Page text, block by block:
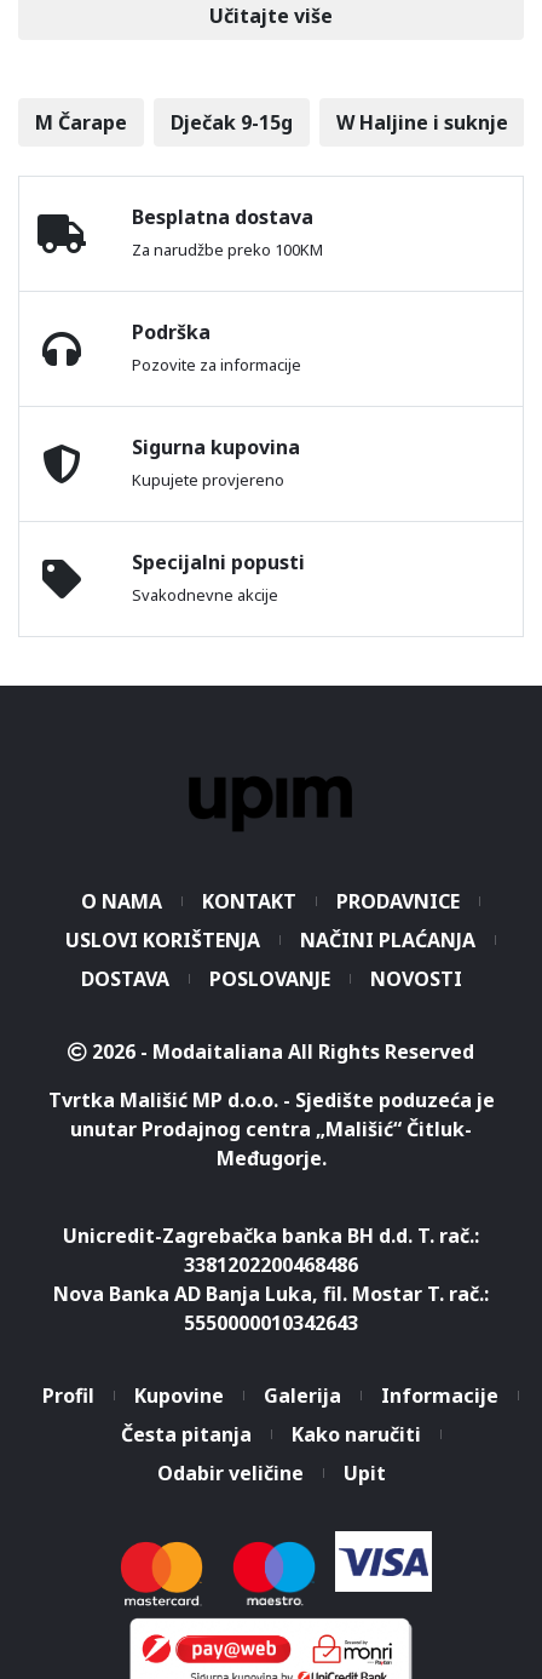
Učitajte više
M Čarape Dječak 9-15g W Haljine i suknje
Besplatna dostava
Za narudžbe preko 100KM
Podrška
Pozovite za informacije
Sigurna kupovina
Kupujete provjereno
Specijalni popusti
Svakodnevne akcije
O NAMA KONTAKT
PRODAVNICE
USLOVI KORIŠTENJA
NAČINI PLAĆANJA
DOSTAVA
POSLOVANJE NOVOSTI
2026 - Modaitaliana All Rights Reserved
Tvrtka Mališić MP d.o.o. - Sjedište poduzeća je
unutar Prodajnog centra „Mališić“ Čitluk-
Međugorje.
Unicredit-Zagrebačka banka BH d.d. T. rač.:
3381202200468486
Nova Banka AD Banja Luka, fil. Mostar T. rač.:
5550000010342643
Profil Kupovine Galerija
Informacije
Česta pitanja
Kako naručiti
Odabir veličine
Upit